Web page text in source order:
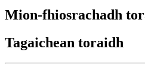
Mion-fhiosrachadh
Tagaichean toraidh